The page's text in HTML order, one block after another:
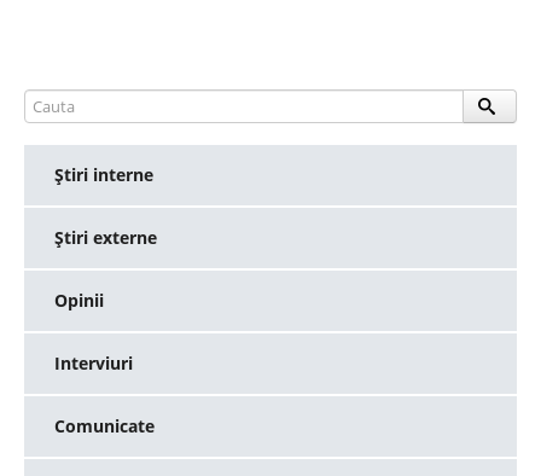
Ştiri interne
Ştiri externe
Opinii
Interviuri
Comunicate